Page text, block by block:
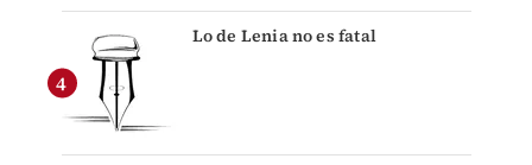
Lo de Lenia no es fatal